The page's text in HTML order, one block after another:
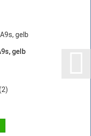
gelb
2